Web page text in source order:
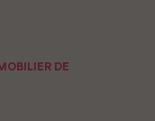
DE